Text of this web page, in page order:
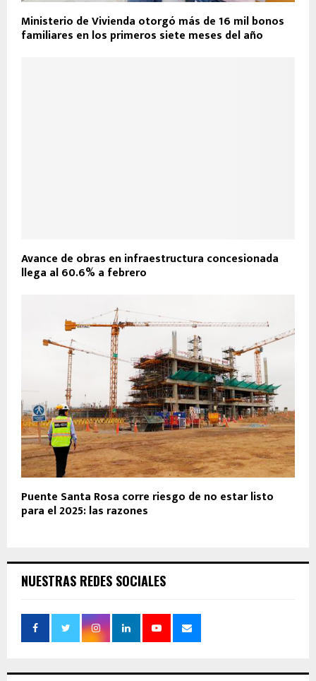
Ministerio de Vivienda otorgó más de 16 mil bonos
familiares en los primeros siete meses del año
Avance de obras en infraestructura concesionada
llega al 60.6% a febrero
Puente Santa Rosa corre riesgo de no estar listo
para el 2025: las razones
NUESTRAS REDES SOCIALES